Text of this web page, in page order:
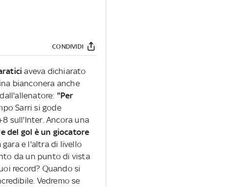
CONDIVIDI
aveva dichiarato
bianconera anche
"Per
Sarri si gode
sull'Inter. Ancora una
del gol è un giocatore
gara e l'altra di livello
da un punto di vista
record? Quando si
Vedremo se